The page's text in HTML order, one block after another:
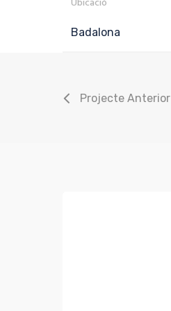
Badalona
Projecte Anterior